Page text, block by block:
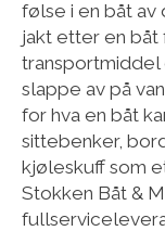
følse i en båt av
jakt etter en
slappe av på
for hva en båt
sittebenker,
kjøleskuff som
Stokken Båt &